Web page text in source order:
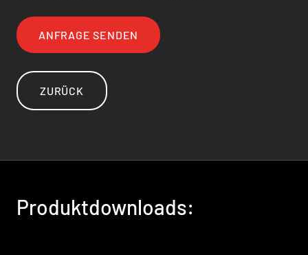
ANFRAGE SENDEN
ZURÜCK
Produktdownloads: